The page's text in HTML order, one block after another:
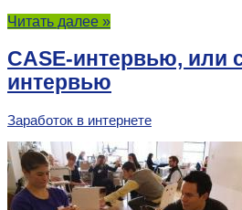
Читать далее »
CASE-интервью, или
интервью
Заработок в интернете